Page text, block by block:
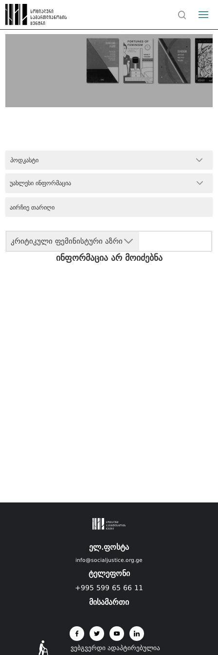
პოდკასტი
კრიტიკული ფემინისტური აზრი
უახლესი ინფორმაცია
ინფორმაცია არ მოიძებნა
ელ.ფოსტა
info@socialjustice.org.ge
ტელეფონი
+995 599 65 66 11
მისამართი
ვებგვერდი ადაპტირებულია